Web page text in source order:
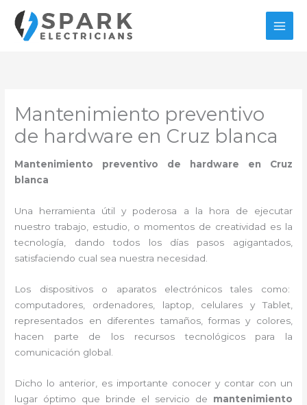
contenido
Mantenimiento preventivo
de hardware en Cruz blanca
Mantenimiento preventivo de hardware en Cruz
blanca
Una herramienta útil y poderosa a la hora de ejecutar
nuestro trabajo, estudio, o momentos de creatividad es la
tecnología, dando todos los días pasos agigantados,
satisfaciendo cual sea nuestra necesidad.
Los dispositivos o aparatos electrónicos tales como:
computadores, ordenadores, laptop, celulares y Tablet,
representados en diferentes tamaños, formas y colores,
hacen parte de los recursos tecnológicos para la
comunicación global.
Dicho lo anterior, es importante conocer y contar con un
lugar óptimo que brinde el servicio de mantenimiento